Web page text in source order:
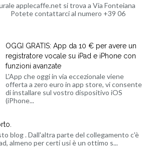
applecaffe.net si trova a Via Fonteiana
Potete contattarci al numero +39 06
OGGI GRATIS: App da 10 € per avere un
registratore vocale su iPad e iPhone con
funzioni avanzate
L'App che oggi in via eccezionale viene
offerta a zero euro in app store, vi consente
di installare sul vostro dispositivo iOS
(iPhone...
blog . Dall'altra parte del collegamento c'è
almeno per certi usi è un ottimo s...